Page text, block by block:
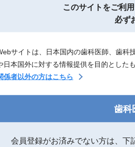
＝A1、A2、A3、A3.5、A4、B1、B2、
シリンジ（２ｇ）×１本、注入チップ×20
ック（A1、A2、A3、A3.5、A４のみ）
このサイトをご利
必ず
サイトは、日本国内の歯科医師、歯科
日本国外に対する情報提供を目的とした
係者以外の方はこちら
歯科
会員登録がお済みでない方は、下